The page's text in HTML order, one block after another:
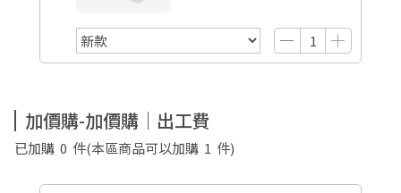
加價購-加價購｜出工費
已加購 0 件(本區商品可以加購 1 件)